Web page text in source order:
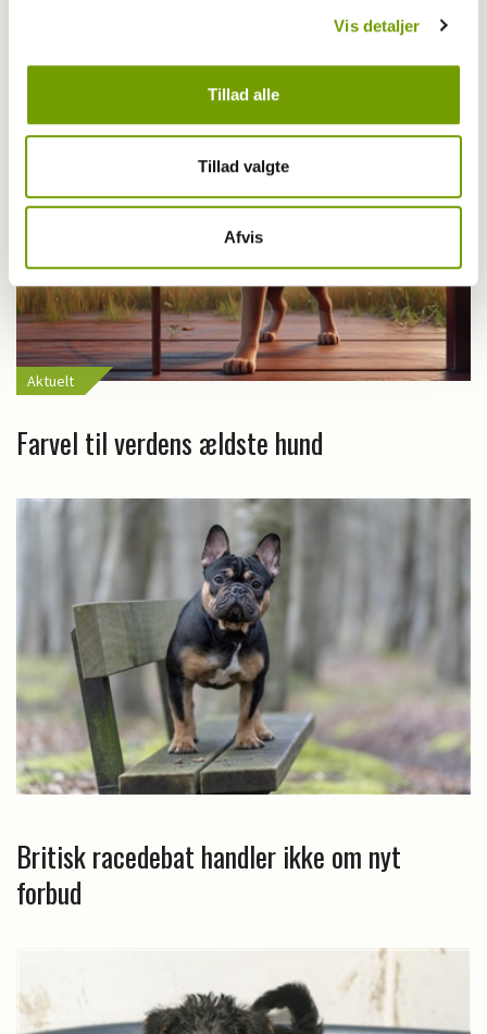
Vis detaljer
Tillad alle
Tillad valgte
Afvis
Aktuelt
Farvel til verdens ældste hund
Britisk racedebat handler ikke om nyt
forbud